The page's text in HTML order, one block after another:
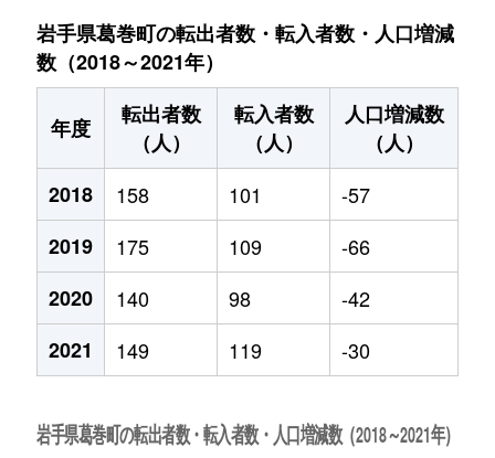
岩手県葛巻町の転出者数・転入者数・人口増減
数（2018～2021年）
年度
転出者数
（人）
転入者数
（人）
人口増減数
（人）
2018
158 101
-57
2019
175 109
-66
2020
140 98
-42
2021
149 119 -30